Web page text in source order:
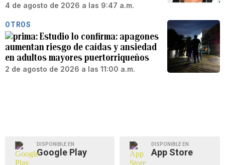
4 de agosto de 2026 a las 9:47 a.m.
OTROS
Estudio lo confirma: apagones
aumentan riesgo de caídas y ansiedad
en adultos mayores puertorriqueños
2 de agosto de 2026 a las 11:00 a.m.
DISPONIBLE EN
Google Play
DISPONIBLE EN
App Store